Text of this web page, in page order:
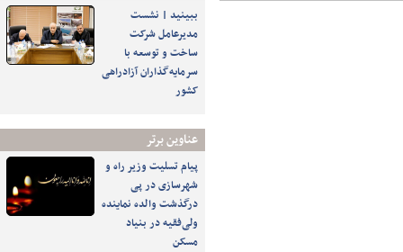
ببینید | نشست
مدیرعامل شرکت
ساخت و توسعه با
سرمایه‌گذاران آزادراهی
کشور
عناوین برتر
پیام تسلیت وزیر راه و
شهرسازی در پی
درگذشت والده نماینده
ولی‌فقیه در بنیاد
مسکن